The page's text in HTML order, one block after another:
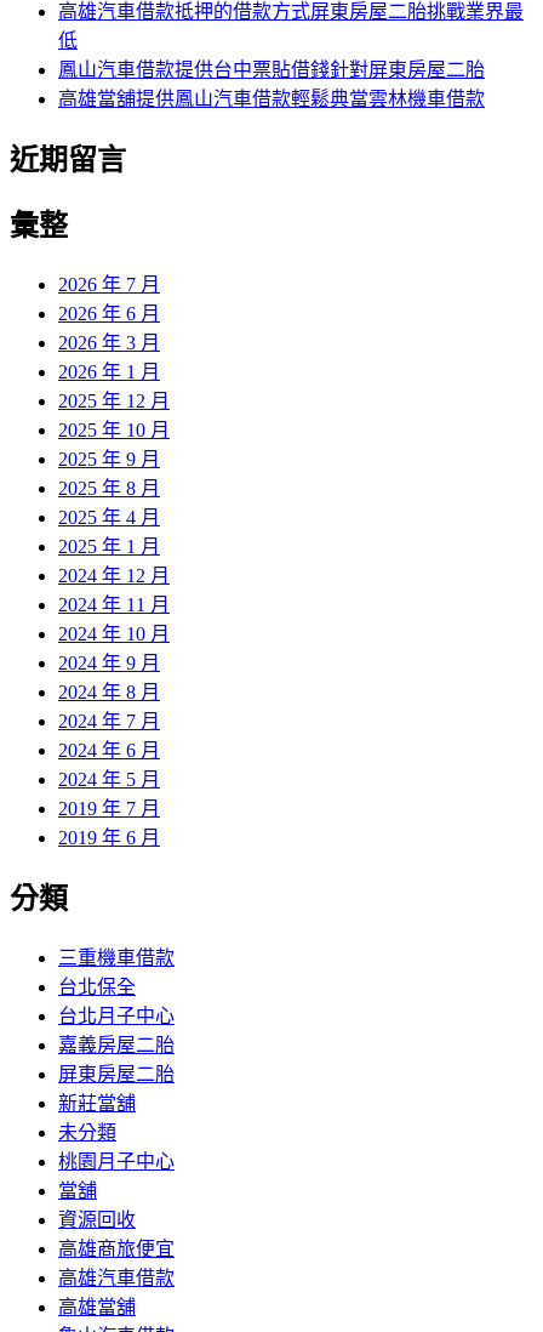
高雄汽車借款抵押的借款方式屏東房屋二胎挑戰業界最
低
鳳山汽車借款提供台中票貼借錢針對屏東房屋二胎
高雄當舖提供鳳山汽車借款輕鬆典當雲林機車借款
近期留言
彙整
2026 年 7 月
2026 年 6 月
2026 年 3 月
2026 年 1 月
2025 年 12 月
2025 年 10 月
2025 年 9 月
2025 年 8 月
2025 年 4 月
2025 年 1 月
2024 年 12 月
2024 年 11 月
2024 年 10 月
2024 年 9 月
2024 年 8 月
2024 年 7 月
2024 年 6 月
2024 年 5 月
2019 年 7 月
2019 年 6 月
分類
三重機車借款
台北保全
台北月子中心
嘉義房屋二胎
屏東房屋二胎
新莊當舖
未分類
桃園月子中心
當舖
資源回收
高雄商旅便宜
高雄汽車借款
高雄當舖